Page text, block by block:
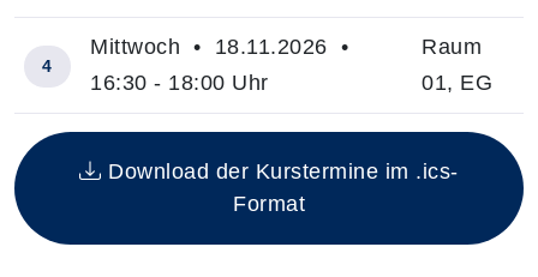
Insgesamt gibt es 4 Termine zum diesen Kurs
4
Mittwoch • 18.11.2026 •
16:30 - 18:00 Uhr
Raum
01, EG
Download der Kurstermine im .ics-
Format